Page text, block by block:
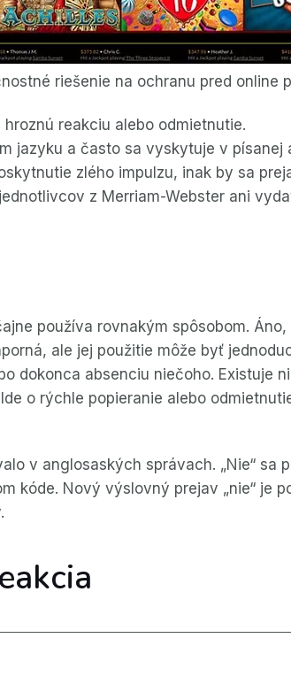
riešenie na ochranu pred online
reakciu alebo odmietnutie.
jazyku a často sa vyskytuje v písanej
zlého impulzu, inak by sa
z Merriam-Webster ani
používa rovnakým spôsobom.
ale jej použitie môže byť
absenciu niečoho. Existuje
o rýchle popieranie alebo
v anglosaských správach. „Nie“
Nový výslovný prejav „nie“ je